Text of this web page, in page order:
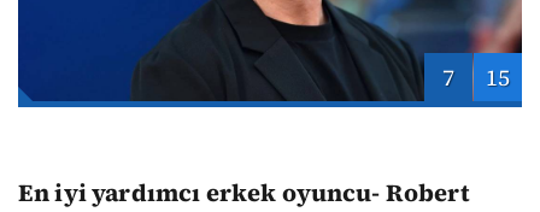
7 15
En iyi yardımcı erkek oyuncu- Robert